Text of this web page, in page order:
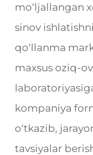
mo‘ljallangan
sinov
qo‘llanma
maxsus oziq-
kompaniya
o‘tkazib,
tavsiyalar